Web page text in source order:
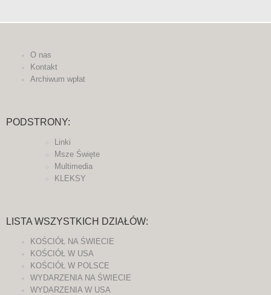
O nas
Kontakt
Archiwum wpłat
PODSTRONY:
Linki
Msze Święte
Multimedia
KLEKSY
LISTA WSZYSTKICH DZIAŁÓW:
KOŚCIÓŁ NA ŚWIECIE
KOŚCIÓŁ W USA
KOŚCIÓŁ W POLSCE
WYDARZENIA NA ŚWIECIE
WYDARZENIA W USA